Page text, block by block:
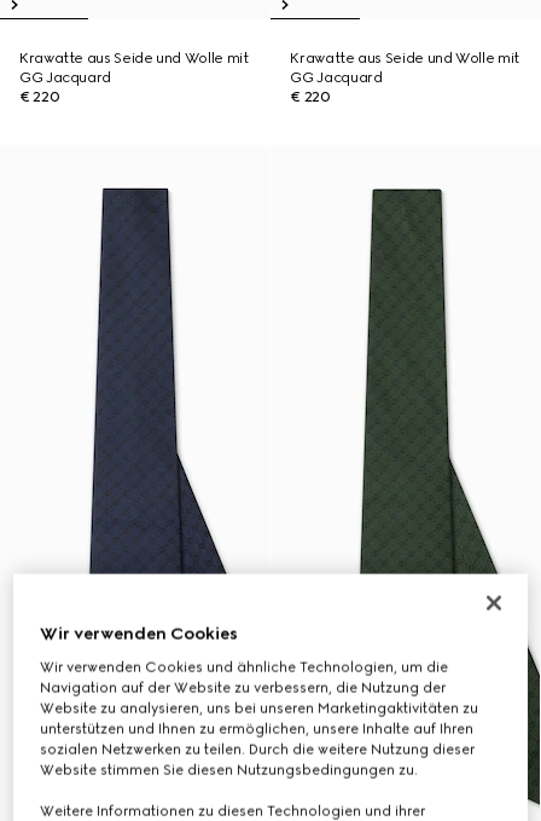
Krawatte aus Seide und Wolle mit
GG Jacquard
€ 220
Krawatte aus Seide und Wolle mit
GG Jacquard
€ 220
Wir verwenden Cookies
Wir verwenden Cookies und ähnliche Technologien, um die
Navigation auf der Website zu verbessern, die Nutzung der
Website zu analysieren, uns bei unseren Marketingaktivitäten zu
unterstützen und Ihnen zu ermöglichen, unsere Inhalte auf Ihren
sozialen Netzwerken zu teilen. Durch die weitere Nutzung dieser
Website stimmen Sie diesen Nutzungsbedingungen zu.
Weitere Informationen zu diesen Technologien und ihrer